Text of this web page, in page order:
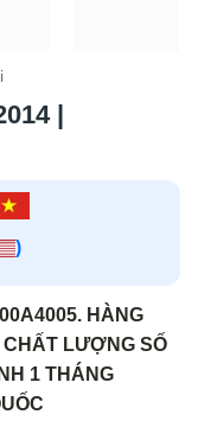
|
)
HÀNG
CHẤT LƯỢNG SỐ
1 THÁNG